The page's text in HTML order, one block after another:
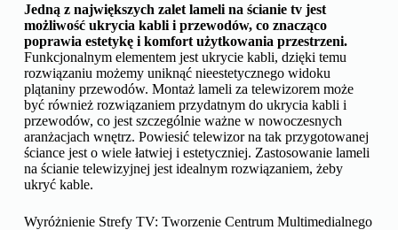
Jedną z największych zalet lameli na ścianie tv jest
możliwość ukrycia kabli i przewodów, co znacząco
poprawia estetykę i komfort użytkowania przestrzeni.
Funkcjonalnym elementem jest ukrycie kabli, dzięki temu
rozwiązaniu możemy uniknąć nieestetycznego widoku
plątaniny przewodów. Montaż lameli za telewizorem może
być również rozwiązaniem przydatnym do ukrycia kabli i
przewodów, co jest szczególnie ważne w nowoczesnych
aranżacjach wnętrz. Powiesić telewizor na tak przygotowanej
ściance jest o wiele łatwiej i estetyczniej. Zastosowanie lameli
na ścianie telewizyjnej jest idealnym rozwiązaniem, żeby
ukryć kable.
Wyróżnienie Strefy TV: Tworzenie Centrum Multimedialnego